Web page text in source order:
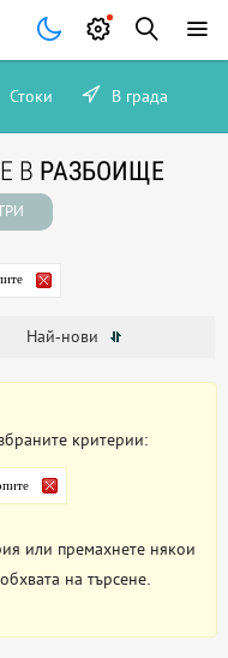
Стоки В града
В РАЗБОИЩЕ
Най-нови
критерии:
или премахнете някои
на търсене.